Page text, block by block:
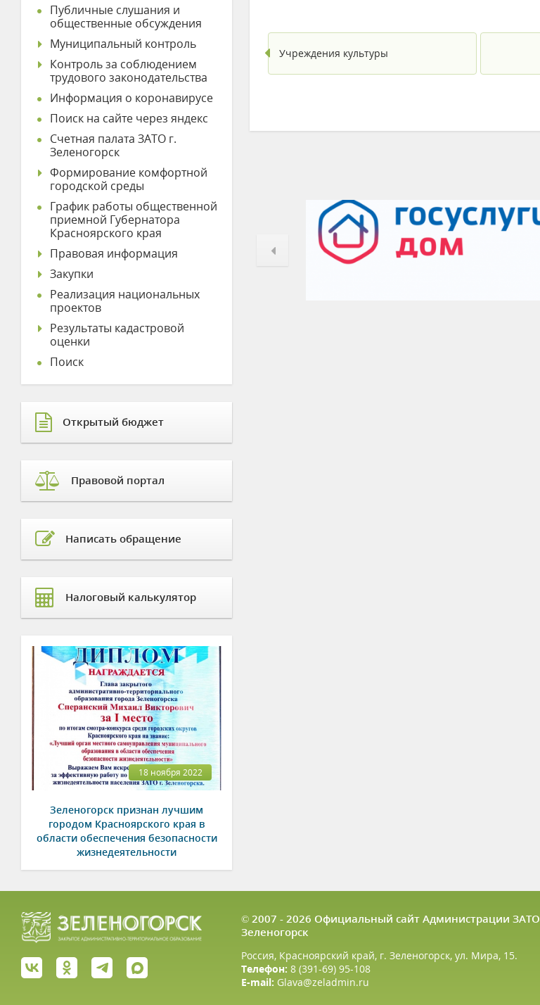
Учреждения культуры
Публичные слушания и
общественные обсуждения
Муниципальный контроль
Контроль за соблюдением
трудового законодательства
Информация о коронавирусе
Поиск на сайте через яндекс
Счетная палата ЗАТО г.
Зеленогорск
Формирование комфортной
городской среды
График работы общественной
приемной Губернатора
Красноярского края
Правовая информация
Закупки
Реализация национальных
проектов
Результаты кадастровой
оценки
Поиск
Открытый бюджет
Правовой портал
Написать обращение
Налоговый калькулятор
18 ноября 2022
Зеленогорск признан лучшим
городом Красноярского края в
области обеспечения безопасности
жизнедеятельности
© 2007 - 2026 Официальный сайт Администрации ЗАТО
Зеленогорск
Россия, Красноярский край, г. Зеленогорск, ул. Мира, 15.
Телефон: 8 (391-69) 95-108
E-mail: Glava@zeladmin.ru